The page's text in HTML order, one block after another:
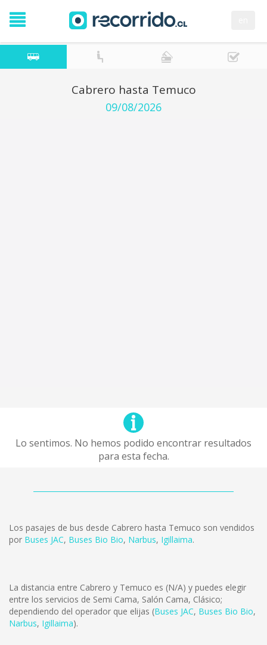
Cabrero hasta Temuco
09/08/2026
Lo sentimos. No hemos podido encontrar resultados
para esta fecha.
Los pasajes de bus desde Cabrero hasta Temuco son vendidos
por Buses JAC, Buses Bio Bio, Narbus, Igillaima.
La distancia entre Cabrero y Temuco es (N/A) y puedes elegir
entre los servicios de Semi Cama, Salón Cama, Clásico;
dependiendo del operador que elijas (Buses JAC, Buses Bio Bio,
Narbus, Igillaima).